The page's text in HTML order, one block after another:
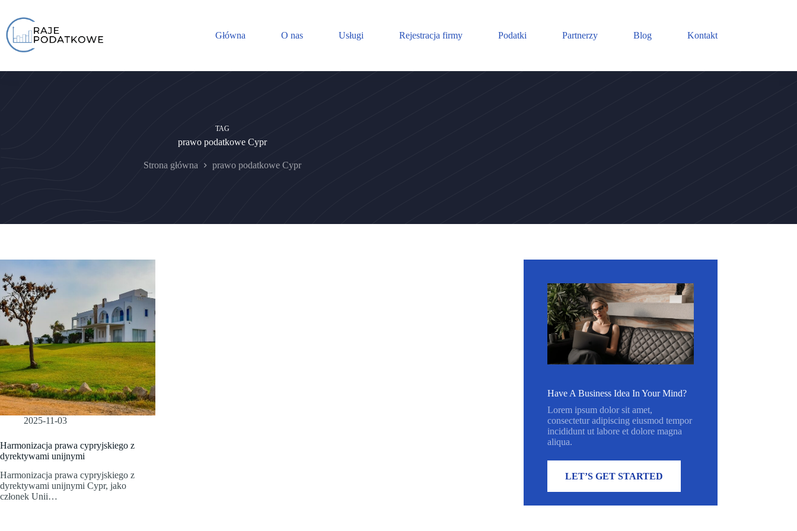
treści
Główna
O nas Usługi Rejestracja firmy Podatki Partnerzy Blog Kontakt
TAG
prawo podatkowe Cypr
Strona główna prawo podatkowe Cypr
2025-11-03
Harmonizacja prawa cypryjskiego z
dyrektywami unijnymi
Harmonizacja prawa cypryjskiego z
dyrektywami unijnymi Cypr, jako
członek Unii…
Have A Business Idea In Your Mind?
Lorem ipsum dolor sit amet,
consectetur adipiscing eiusmod tempor
incididunt ut labore et dolore magna
aliqua.
LET’S GET STARTED